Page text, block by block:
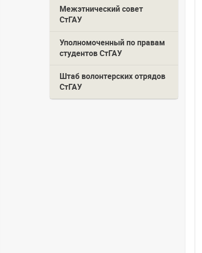
Межэтнический совет
СтГАУ
Уполномоченный по правам
студентов СтГАУ
Штаб волонтерских отрядов
СтГАУ